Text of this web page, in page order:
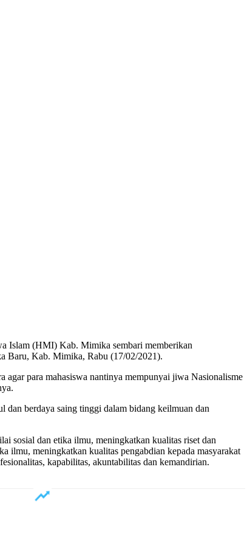
Islam (HMI) Kab. Mimika sembari memberikan
Baru, Kab. Mimika, Rabu (17/02/2021).
agar para mahasiswa nantinya mempunyai jiwa Nasionalisme
dan berdaya saing tinggi dalam bidang keilmuan dan
sosial dan etika ilmu, meningkatkan kualitas riset dan
ilmu, meningkatkan kualitas pengabdian kepada masyarakat
kapabilitas, akuntabilitas dan kemandirian.